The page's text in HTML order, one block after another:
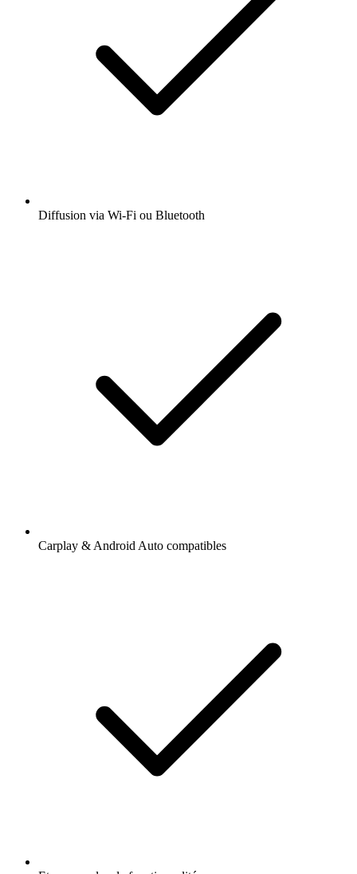
Diffusion via Wi-Fi ou Bluetooth
Carplay & Android Auto compatibles